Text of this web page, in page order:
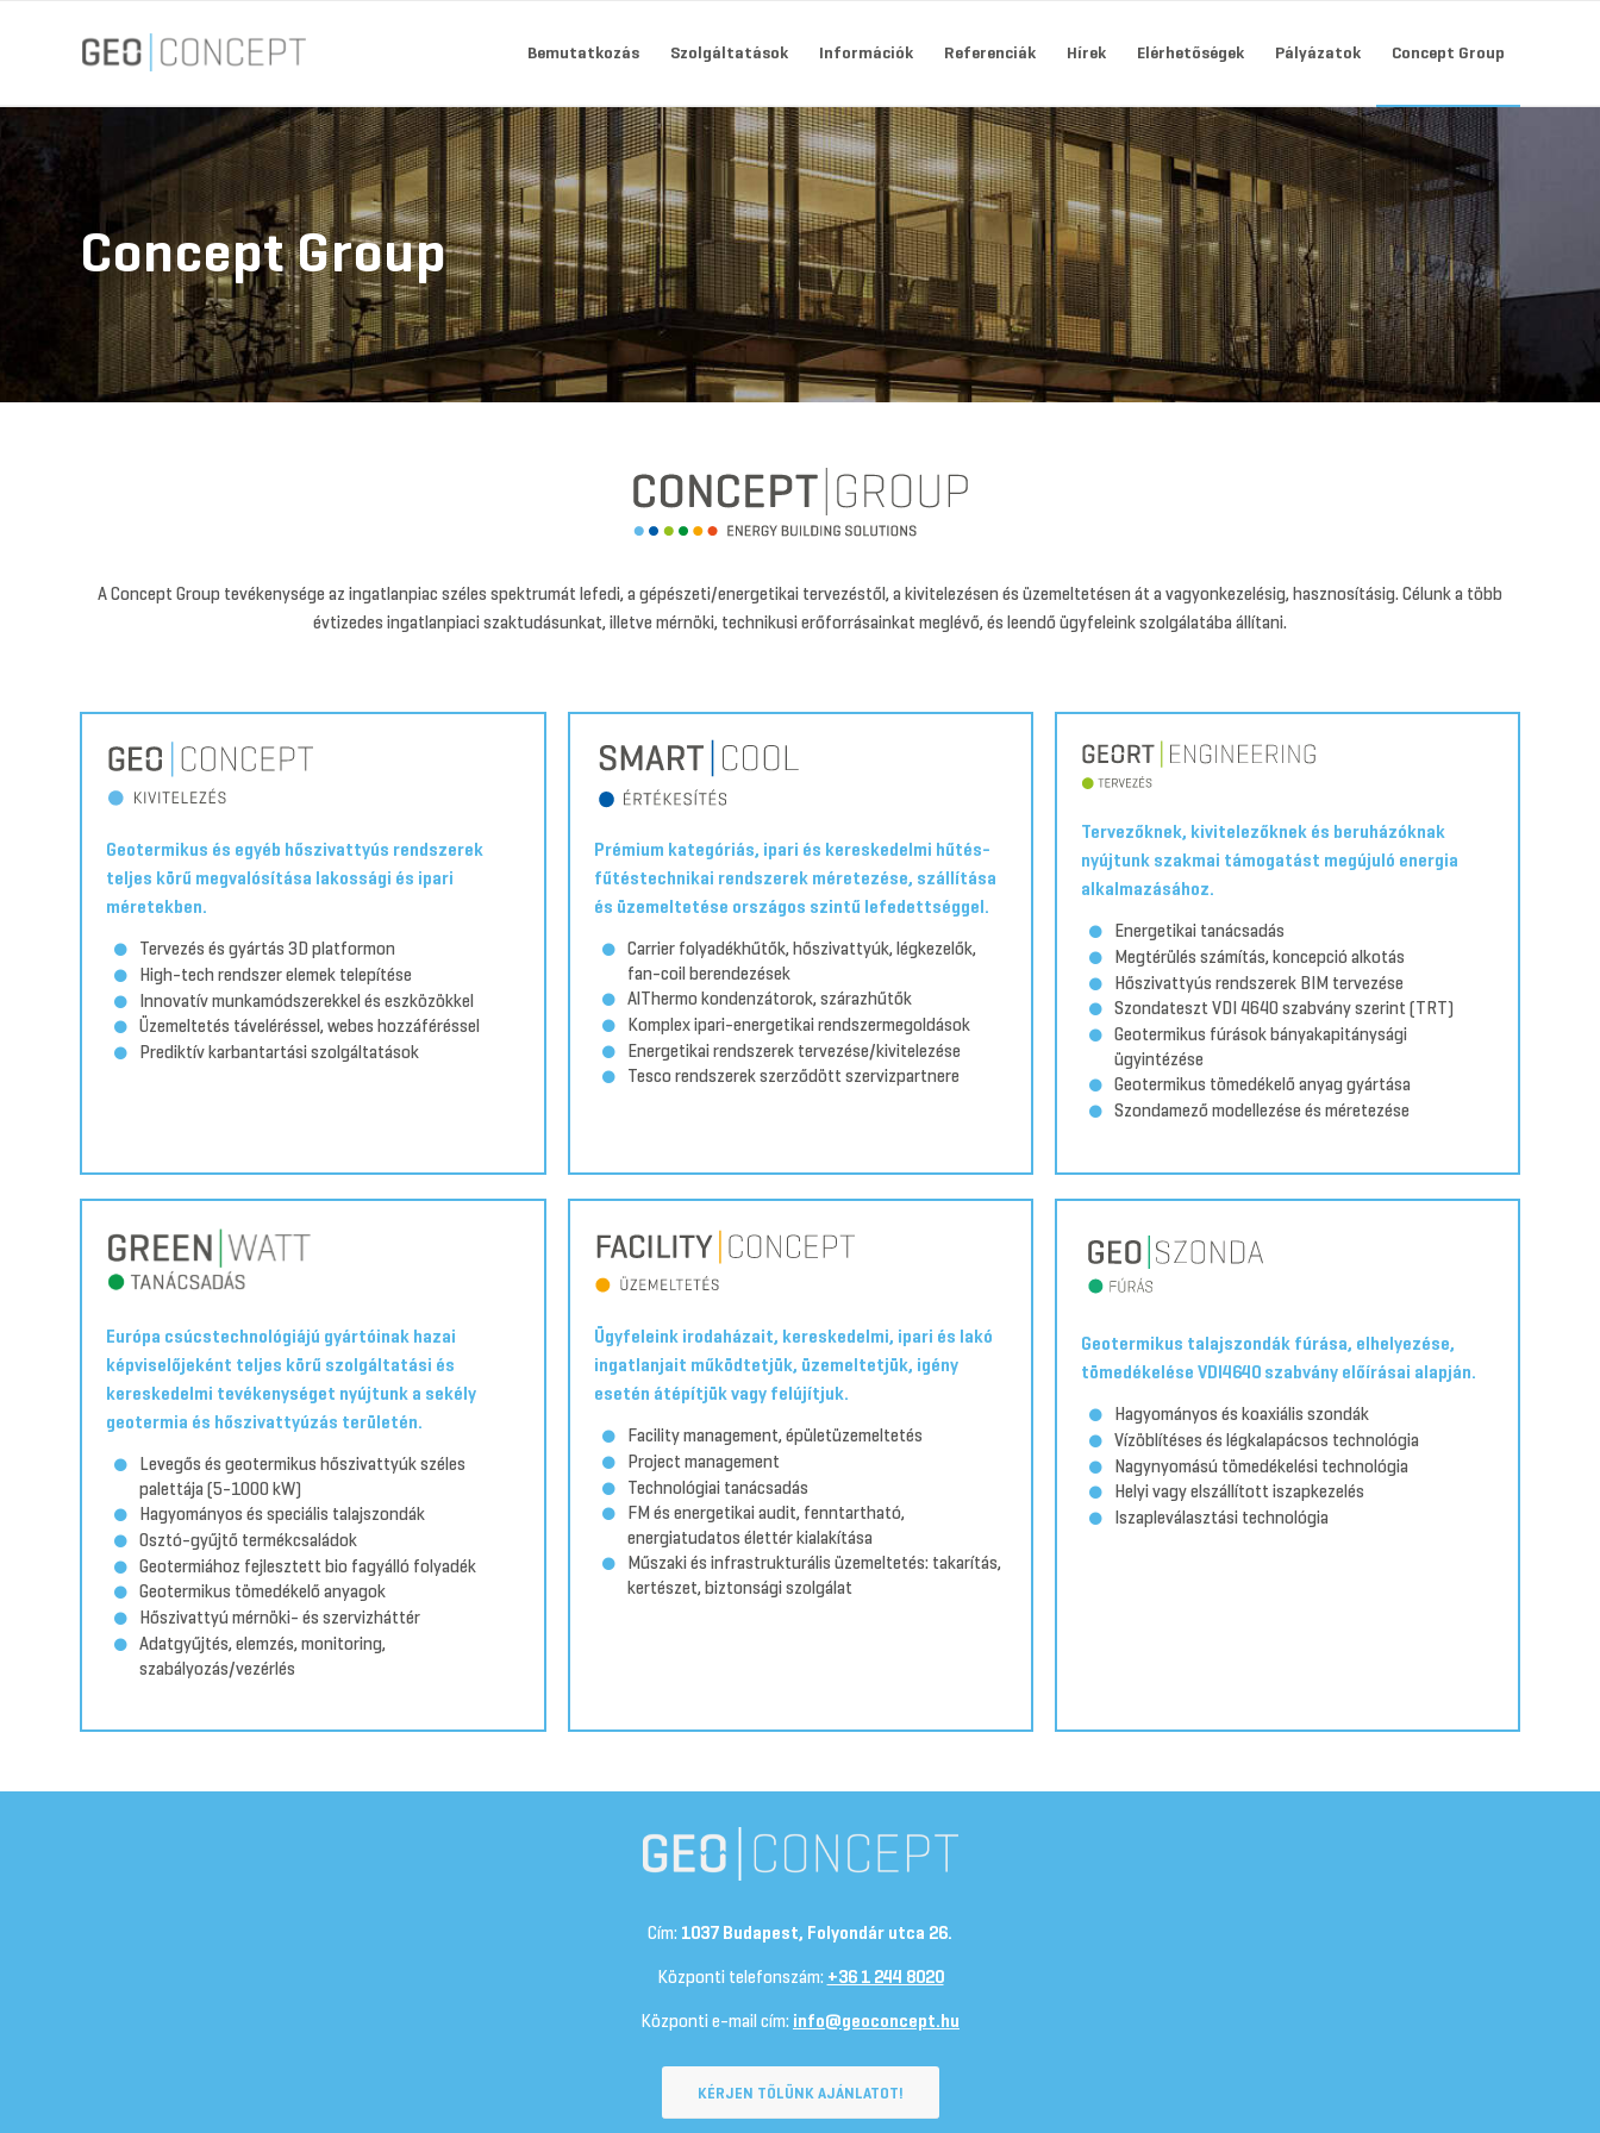
Bemutatkozás Szolgáltatások Információk Referenciák Hírek Elérhetőségek Pályázatok Concept Group
Concept Group
A Concept Group tevékenysége az ingatlanpiac széles spektrumát lefedi, a gépészeti/energetikai tervezéstől, a kivitelezésen és üzemeltetésen át a vagyonkezelésig, hasznosításig. Célunk a több
évtizedes ingatlanpiaci szaktudásunkat, illetve mérnöki, technikusi erőforrásainkat meglévő, és leendő ügyfeleink szolgálatába állítani.
Geotermikus és egyéb hőszivattyús rendszerek
teljes körű megvalósítása lakossági és ipari
méretekben.
Tervezés és gyártás 3D platformon
High-tech rendszer elemek telepítése
Innovatív munkamódszerekkel és eszközökkel
Üzemeltetés táveléréssel, webes hozzáféréssel
Prediktív karbantartási szolgáltatások
Prémium kategóriás, ipari és kereskedelmi hűtés-
fűtéstechnikai rendszerek méretezése, szállítása
és üzemeltetése országos szintű lefedettséggel.
Carrier folyadékhűtők, hőszivattyúk, légkezelők,
fan-coil berendezések
AlThermo kondenzátorok, szárazhűtők
Komplex ipari-energetikai rendszermegoldások
Energetikai rendszerek tervezése/kivitelezése
Tesco rendszerek szerződött szervizpartnere
Tervezőknek, kivitelezőknek és beruházóknak
nyújtunk szakmai támogatást megújuló energia
alkalmazásához.
Energetikai tanácsadás
Megtérülés számítás, koncepció alkotás
Hőszivattyús rendszerek BIM tervezése
Szondateszt VDI 4640 szabvány szerint (TRT)
Geotermikus fúrások bányakapitánysági
ügyintézése
Geotermikus tömedékelő anyag gyártása
Szondamező modellezése és méretezése
Európa csúcstechnológiájú gyártóinak hazai
képviselőjeként teljes körű szolgáltatási és
kereskedelmi tevékenységet nyújtunk a sekély
geotermia és hőszivattyúzás területén.
Levegős és geotermikus hőszivattyúk széles
palettája (5-1000 kW)
Hagyományos és speciális talajszondák
Osztó-gyűjtő termékcsaládok
Geotermiához fejlesztett bio fagyálló folyadék
Geotermikus tömedékelő anyagok
Hőszivattyú mérnöki- és szervizháttér
Adatgyűjtés, elemzés, monitoring,
szabályozás/vezérlés
Ügyfeleink irodaházait, kereskedelmi, ipari és lakó
ingatlanjait működtetjük, üzemeltetjük, igény
esetén átépítjük vagy felújítjuk.
Facility management, épületüzemeltetés
Project management
Technológiai tanácsadás
FM és energetikai audit, fenntartható,
energiatudatos élettér kialakítása
Műszaki és infrastrukturális üzemeltetés: takarítás,
kertészet, biztonsági szolgálat
Geotermikus talajszondák fúrása, elhelyezése,
tömedékelése VDI4640 szabvány előírásai alapján.
Hagyományos és koaxiális szondák
Vízöblítéses és légkalapácsos technológia
Nagynyomású tömedékelési technológia
Helyi vagy elszállított iszapkezelés
Iszapleválasztási technológia
Cím: 1037 Budapest, Folyondár utca 26.
Központi telefonszám: +36 1 244 8020
Központi e-mail cím: info@geoconcept.hu
KÉRJEN TŐLÜNK AJÁNLATOT!